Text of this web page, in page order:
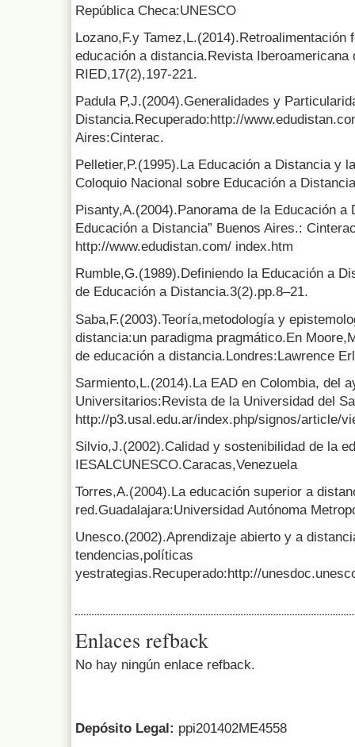
República Checa:UNESCO
Lozano,F.y
educación a distancia.Revista Iberoamericana
RIED,17(2),197-221.
Padula P,J.(2004).Generalidades y
Distancia.Recuperado:http://
Aires:Cinterac.
Pelletier,P.(1995).La Educación a Distancia y
Coloquio Nacional sobre Educación a
Pisanty,A.(2004).Panorama de la Educación a
Educación a Distancia” Buenos Aires.:
http://www.edudistan.com/ index.htm
Rumble,G.(1989).Definiendo la Educación a
de Educación a Distancia.3(2).pp.8–21.
Saba,F.(2003).Teoría,metodología y
distancia:un paradigma pragmático.En
de educación a distancia.Londres:Lawrence
Sarmiento,L.(2014).La EAD en Colombia, del
Universitarios:Revista de la Universidad del
http://p3.usal.edu.ar/index.php/signos/article/
Silvio,J.(2002).Calidad y sostenibilidad de la
IESALCUNESCO.Caracas,Venezuela
Torres,A.(2004).La educación superior a
red.Guadalajara:Universidad Autónoma
Unesco.(2002).Aprendizaje abierto y a
tendencias,políticas
yestrategias.Recuperado:http://
Enlaces refback
No hay ningún enlace refback.
Depósito Legal: ppi201402ME4558